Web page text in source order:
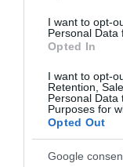
I want to opt-
Personal Data
Opted In
I want to opt-
Retention,
Personal Data
Purposes for
Opted Out
Google
ΦΕΣΤΙΒΑΛ
Μπέκετ
Η νεολαία της
ευκαιρίες για να
ΡΑΦΗΝΑ –